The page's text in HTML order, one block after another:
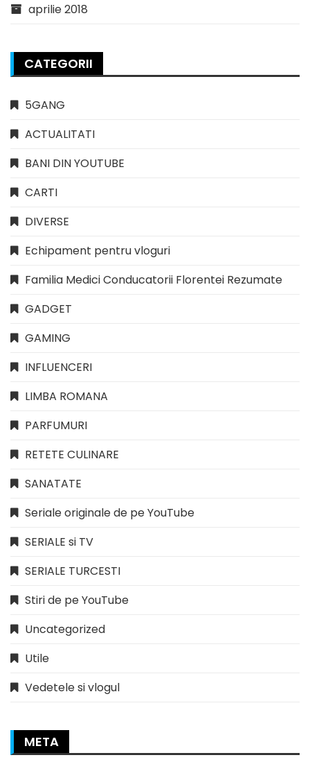
aprilie 2018
CATEGORII
5GANG
ACTUALITATI
BANI DIN YOUTUBE
CARTI
DIVERSE
Echipament pentru vloguri
Familia Medici Conducatorii Florentei Rezumate
GADGET
GAMING
INFLUENCERI
LIMBA ROMANA
PARFUMURI
RETETE CULINARE
SANATATE
Seriale originale de pe YouTube
SERIALE si TV
SERIALE TURCESTI
Stiri de pe YouTube
Uncategorized
Utile
Vedetele si vlogul
META